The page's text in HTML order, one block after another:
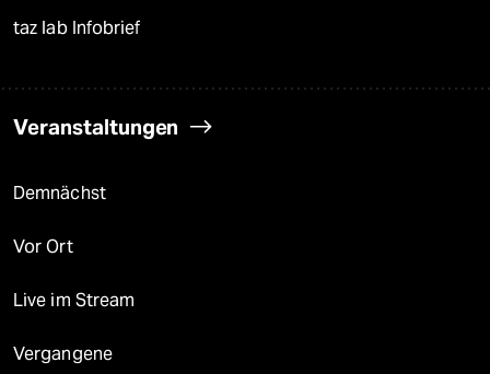
taz lab Infobrief
Veranstaltungen
Demnächst
Vor Ort
Live im Stream
Vergangene